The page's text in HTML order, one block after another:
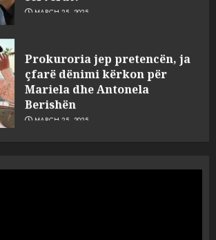
MARCH 25, 2025
Prokuroria jep pretencën, ja
çfarë dënimi kërkon për
Mariela dhe Antonela
Berishën
MARCH 25, 2025